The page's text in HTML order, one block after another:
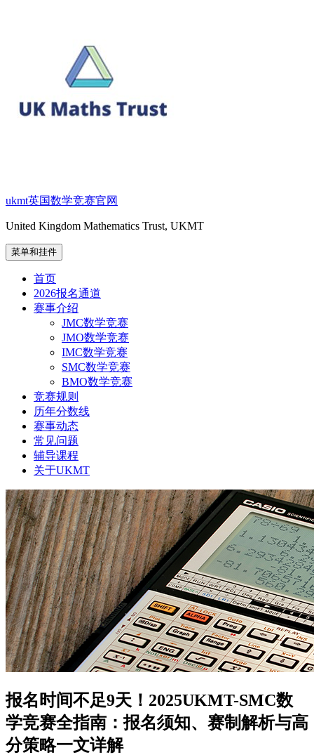
ukmt英国数学竞赛官网
United Kingdom Mathematics Trust, UKMT
菜单和挂件
首页
2026报名通道
赛事介绍
JMC数学竞赛
JMO数学竞赛
IMC数学竞赛
SMC数学竞赛
BMO数学竞赛
竞赛规则
历年分数线
赛事动态
常见问题
辅导课程
关于UKMT
报名时间不足9天！2025UKMT-SMC数
学竞赛全指南：报名须知、赛制解析与高
分策略一文详解